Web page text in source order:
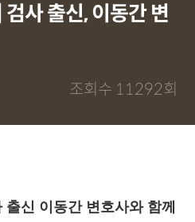
사 출신, 이동간 변
조회수 11292회
신 이동간 변호사와 함께